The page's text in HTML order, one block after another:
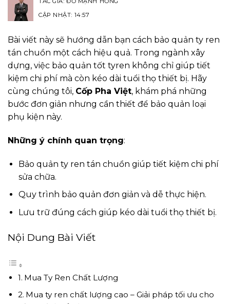
CẬP NHẬT: 14:57
Bài viết này sẽ hướng dẫn bạn cách bảo quản ty ren
tán chuồn một cách hiệu quả. Trong ngành xây
dựng, việc bảo quản tốt tyren không chỉ giúp tiết
kiệm chi phí mà còn kéo dài tuổi thọ thiết bị. Hãy
cùng chúng tôi, Cốp Pha Việt, khám phá những
bước đơn giản nhưng cần thiết để bảo quản loại
phụ kiện này.
Những ý chính quan trọng:
Bảo quản ty ren tán chuồn giúp tiết kiệm chi phí
sửa chữa.
Quy trình bảo quản đơn giản và dễ thực hiện.
Lưu trữ đúng cách giúp kéo dài tuổi thọ thiết bị.
Nội Dung Bài Viết
Mua Ty Ren Chất Lượng
Mua ty ren chất lượng cao – Giải pháp tối ưu cho